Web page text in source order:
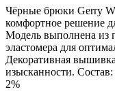
Чёрные брюки Gerry
комфортное решение
Модель выполнена из
эластомера для
Декоративная
изысканности.
2%